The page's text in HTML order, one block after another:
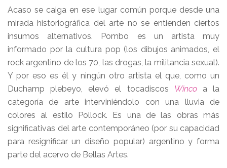
Acaso se caiga en ese lugar común porque desde una
mirada historiográfica del arte no se entienden ciertos
insumos alternativos. Pombo es un artista muy
informado por la cultura pop (los dibujos animados, el
rock argentino de los 70, las drogas, la militancia sexual).
Y por eso es él y ningún otro artista el que, como un
Duchamp plebeyo, elevó el tocadiscos Wincoa la
categoría de arte interviniéndolo con una lluvia de
colores al estilo Pollock. Es una de las obras más
significativas del arte contemporáneo (por su capacidad
para resignificar un diseño popular) argentino y forma
parte del acervo de Bellas Artes.